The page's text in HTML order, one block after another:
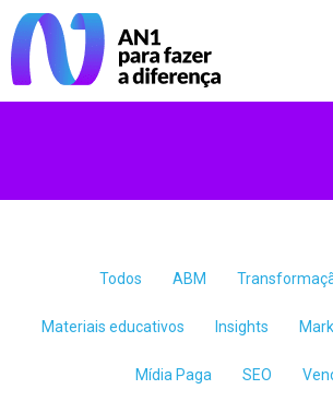
Todos ABM
Materiais educativos Insights
Mídia Paga SEO